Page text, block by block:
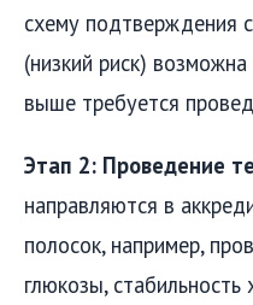
схему подтверждения
(низкий риск)
выше требуется
Этап 2: Проведение
направляются в
полосок, например,
глюкозы, стабильность